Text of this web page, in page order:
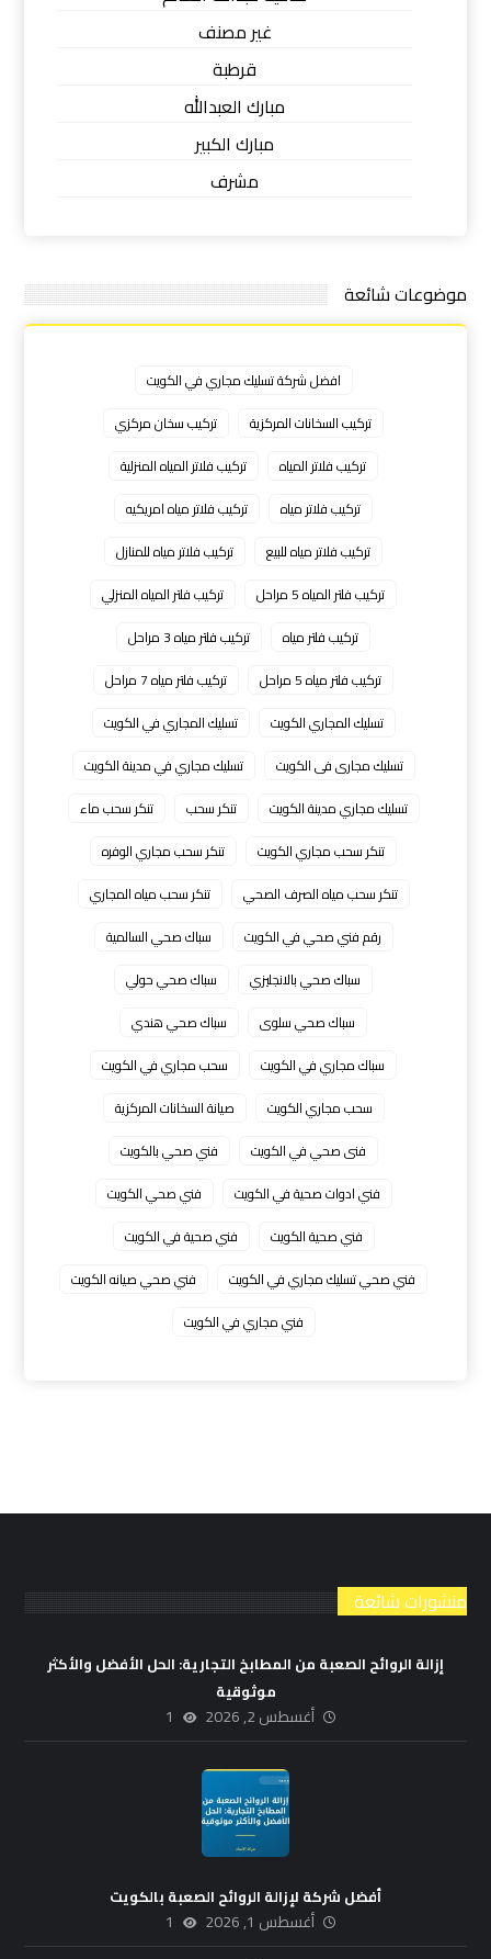
غير مصنف
قرطبة
مبارك العبدالله
مبارك الكبير
مشرف
موضوعات شائعة
افضل شركة تسليك مجاري في الكويت
تركيب السخانات المركزية
تركيب سخان مركزي
تركيب فلاتر المياه
تركيب فلاتر المياه المنزلية
تركيب فلاتر مياه
تركيب فلاتر مياه امريكيه
تركيب فلاتر مياه للبيع
تركيب فلاتر مياه للمنازل
تركيب فلتر المياه 5 مراحل
تركيب فلتر المياه المنزلي
تركيب فلتر مياه
تركيب فلتر مياه 3 مراحل
تركيب فلتر مياه 5 مراحل
تركيب فلتر مياه 7 مراحل
تسليك المجاري الكويت
تسليك المجاري في الكويت
تسليك مجارى فى الكويت
تسليك مجاري في مدينة الكويت
تسليك مجاري مدينة الكويت
تنكر سحب
تنكر سحب ماء
تنكر سحب مجاري الكويت
تنكر سحب مجاري الوفره
تنكر سحب مياه الصرف الصحي
تنكر سحب مياه المجاري
رقم فني صحي في الكويت
سباك صحي السالمية
سباك صحي بالانجليزي
سباك صحي حولي
سباك صحي سلوى
سباك صحي هندي
سباك مجاري في الكويت
سحب مجاري في الكويت
سحب مجاري الكويت
صيانة السخانات المركزية
فنى صحي في الكويت
فني صحي بالكويت
فني ادوات صحية في الكويت
فني صحي الكويت
فني صحية الكويت
فني صحية في الكويت
فني صحي تسليك مجاري في الكويت
فني صحي صيانه الكويت
فني مجاري في الكويت
منشورات شائعة
إزالة الروائح الصعبة من المطابخ التجارية: الحل الأفضل والأكثر
موثوقية
أغسطس 2, 2026 1
أفضل شركة لإزالة الروائح الصعبة بالكويت
أغسطس 1, 2026 1